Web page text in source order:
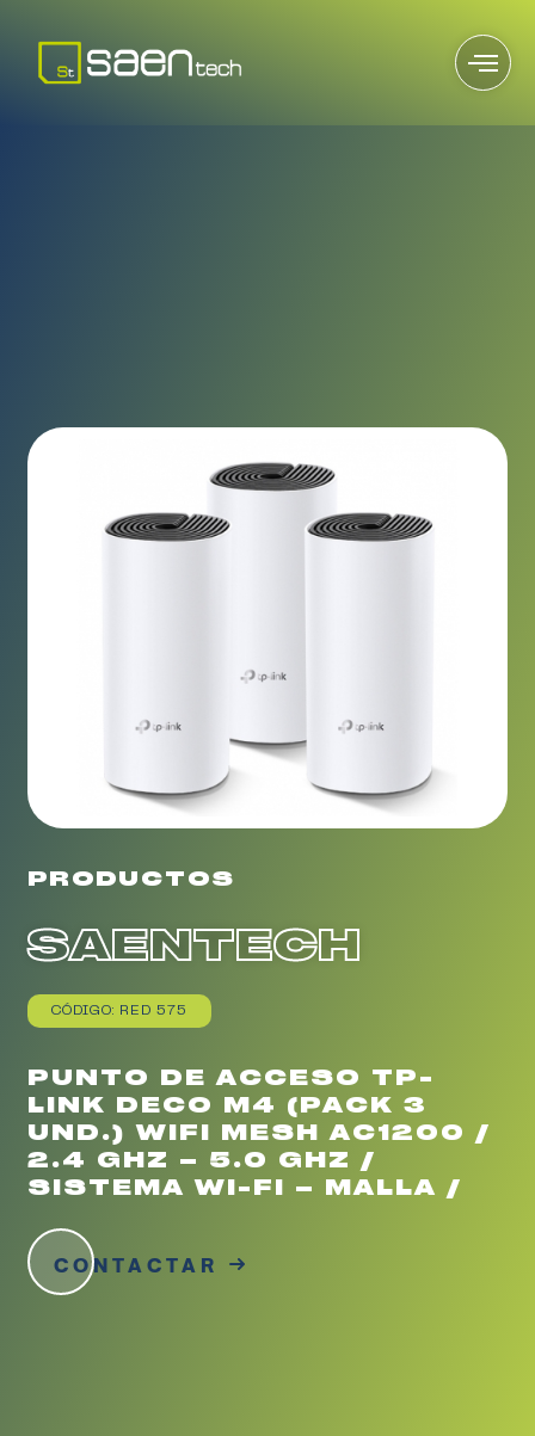
PRODUCTOS
SAENTECH
CÓDIGO: RED 575
PUNTO DE ACCESO TP-
LINK DECO M4 (PACK 3
UND.) WIFI MESH AC1200 /
2.4 GHZ – 5.0 GHZ /
SISTEMA WI-FI – MALLA /
CONTACTAR